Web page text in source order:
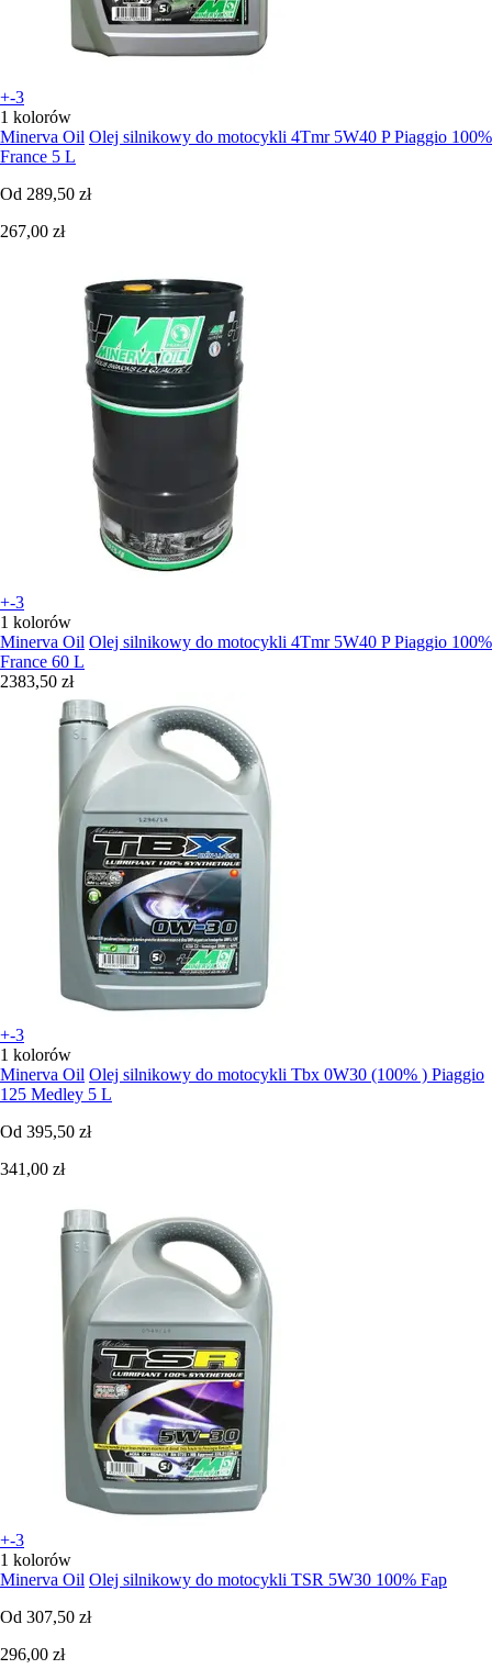
+-3
1 kolorów
Minerva Oil Olej silnikowy do motocykli 4Tmr 5W40 P Piaggio 100%
France 5 L
Od 289,50 zł
267,00 zł
+-3
1 kolorów
Minerva Oil Olej silnikowy do motocykli 4Tmr 5W40 P Piaggio 100%
France 60 L
2383,50 zł
+-3
1 kolorów
Minerva Oil Olej silnikowy do motocykli Tbx 0W30 (100% ) Piaggio
125 Medley 5 L
Od 395,50 zł
341,00 zł
+-3
1 kolorów
Minerva Oil Olej silnikowy do motocykli TSR 5W30 100% Fap
Od 307,50 zł
296,00 zł